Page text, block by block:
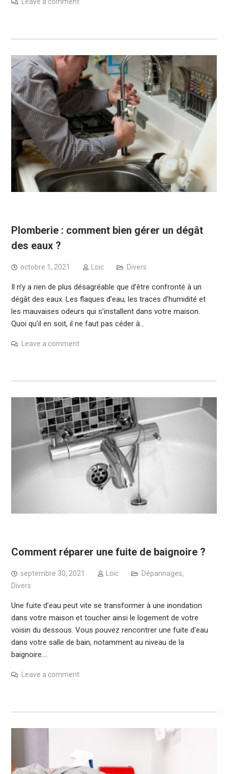
Plomberie : comment bien gérer un dégât
des eaux ?
octobre 1, 2021 Loic Divers
Il n’y a rien de plus désagréable que d’être confronté à un
dégât des eaux. Les flaques d’eau, les traces d’humidité et
les mauvaises odeurs qui s’installent dans votre maison.
Quoi qu’il en soit, il ne faut pas céder à…
Leave a comment
Comment réparer une fuite de baignoire ?
septembre 30, 2021 Loic Dépannages,
Divers
Une fuite d’eau peut vite se transformer à une inondation
dans votre maison et toucher ainsi le logement de votre
voisin du dessous. Vous pouvez rencontrer une fuite d’eau
dans votre salle de bain, notamment au niveau de la
baignoire.…
Leave a comment